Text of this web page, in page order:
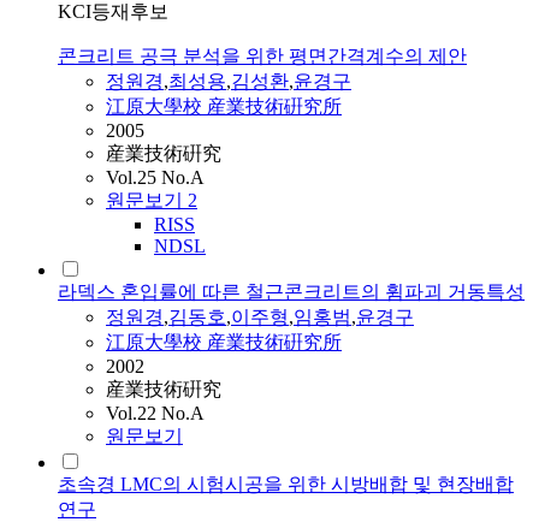
KCI등재후보
콘크리트 공극 분석을 위한 평면간격계수의 제안
정원경,최성용,김성환,윤경구
江原大學校 産業技術硏究所
2005
産業技術硏究
Vol.25 No.A
원문보기 2
RISS
NDSL
라덱스 혼입률에 따른 철근콘크리트의 휨파괴 거동특성
정원경,김동호,이주형,임홍범,윤경구
江原大學校 産業技術硏究所
2002
産業技術硏究
Vol.22 No.A
원문보기
초속경 LMC의 시험시공을 위한 시방배합 및 현장배합
연구